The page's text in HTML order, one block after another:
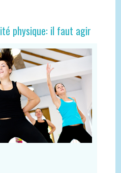
physique: il faut agir